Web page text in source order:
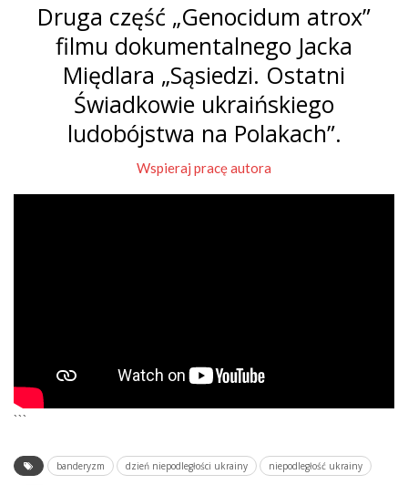
Druga część „Genocidum atrox”
filmu dokumentalnego Jacka
Międlara „Sąsiedzi. Ostatni
Świadkowie ukraińskiego
ludobójstwa na Polakach”.
Wspieraj pracę autora
```
banderyzm dzień niepodległości ukrainy niepodległość ukrainy